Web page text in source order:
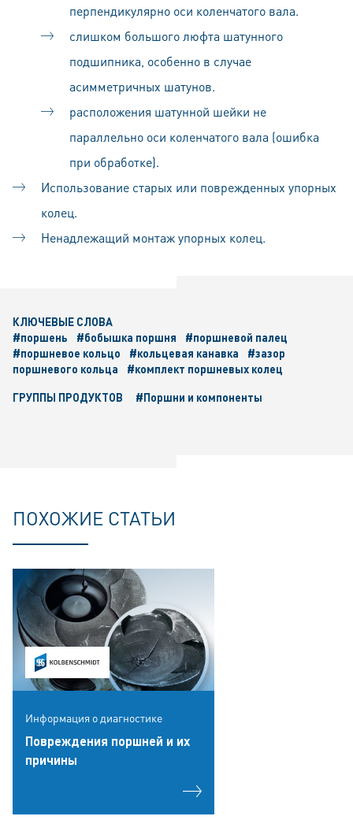
перпендикулярно оси коленчатого вала.
слишком большого люфта шатунного
подшипника, особенно в случае
асимметричных шатунов.
расположения шатунной шейки не
параллельно оси коленчатого вала (ошибка
при обработке).
Использование старых или поврежденных упорных
колец.
Ненадлежащий монтаж упорных колец.
КЛЮЧЕВЫЕ СЛОВА
#поршень
#бобышка поршня
#поршневой палец
#поршневое кольцо
#кольцевая канавка
#зазор
поршневого кольца
#комплект поршневых колец
ГРУППЫ ПРОДУКТОВ
#Поршни и компоненты
ПОХОЖИЕ СТАТЬИ
Информация о диагностике
Повреждения поршней и их
причины